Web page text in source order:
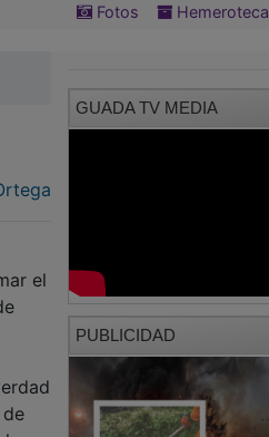
Fotos Hemeroteca
el
GUADA TV MEDIA
PUBLICIDAD